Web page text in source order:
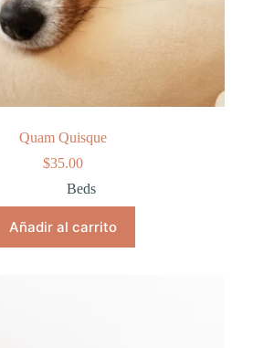
Quam Quisque
$35.00
Beds
Añadir al carrito